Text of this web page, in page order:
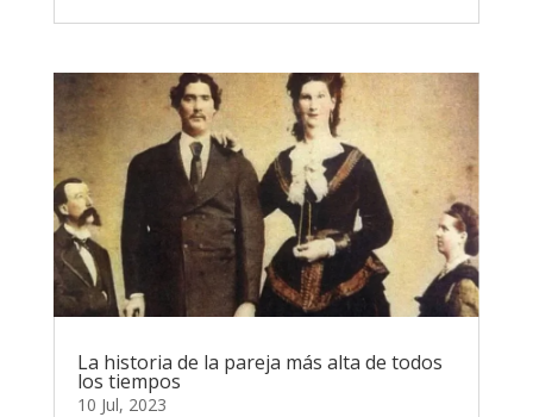
La historia de la pareja más alta de todos
los tiempos
10 Jul, 2023